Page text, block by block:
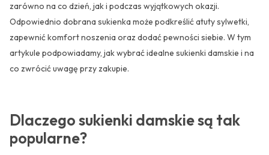
zarówno na co dzień, jak i podczas wyjątkowych okazji.
Odpowiednio dobrana sukienka może podkreślić atuty sylwetki,
zapewnić komfort noszenia oraz dodać pewności siebie. W tym
artykule podpowiadamy, jak wybrać idealne sukienki damskie i na
co zwrócić uwagę przy zakupie.
Dlaczego sukienki damskie są tak
popularne?